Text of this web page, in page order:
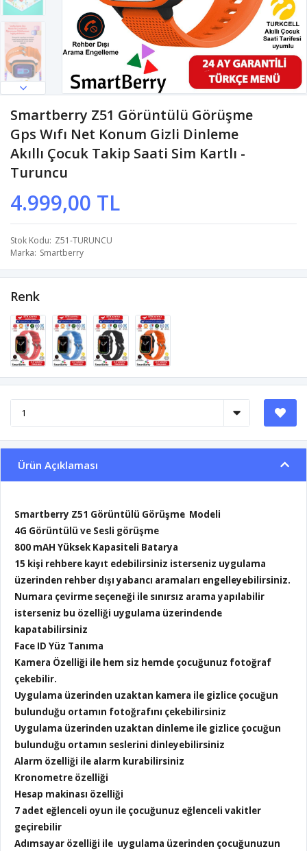
Smartberry Z51 Görüntülü Görüşme
Gps Wıfı Net Konum Gizli Dinleme
Akıllı Çocuk Takip Saati Sim Kartlı -
Turuncu
4.999,00 TL
Stok Kodu Z51-TURUNCU
Marka Smartberry
Renk
Ürün Açıklaması
Smartberry Z51 Görüntülü Görüşme Modeli
4G Görüntülü ve Sesli görüşme
800 mAH Yüksek Kapasiteli Batarya
15 kişi rehbere kayıt edebilirsiniz isterseniz uygulama
üzerinden rehber dışı yabancı aramaları engelleyebilirsiniz.
Numara çevirme seçeneği ile sınırsız arama yapılabilir
isterseniz bu özelliği uygulama üzerindende
kapatabilirsiniz
Face ID Yüz Tanıma
Kamera Özelliği ile hem siz hemde çocuğunuz fotoğraf
çekebilir.
Uygulama üzerinden uzaktan kamera ile gizlice çocuğun
bulunduğu ortamın fotoğrafını çekebilirsiniz
Uygulama üzerinden uzaktan dinleme ile gizlice çocuğun
bulunduğu ortamın seslerini dinleyebilirsiniz
Alarm özelliği ile alarm kurabilirsiniz
Kronometre özelliği
Hesap makinası özelliği
7 adet eğlenceli oyun ile çocuğunuz eğlenceli vakitler
geçirebilir
Adımsayar özelliği ile uygulama üzerinden çocuğunuzun